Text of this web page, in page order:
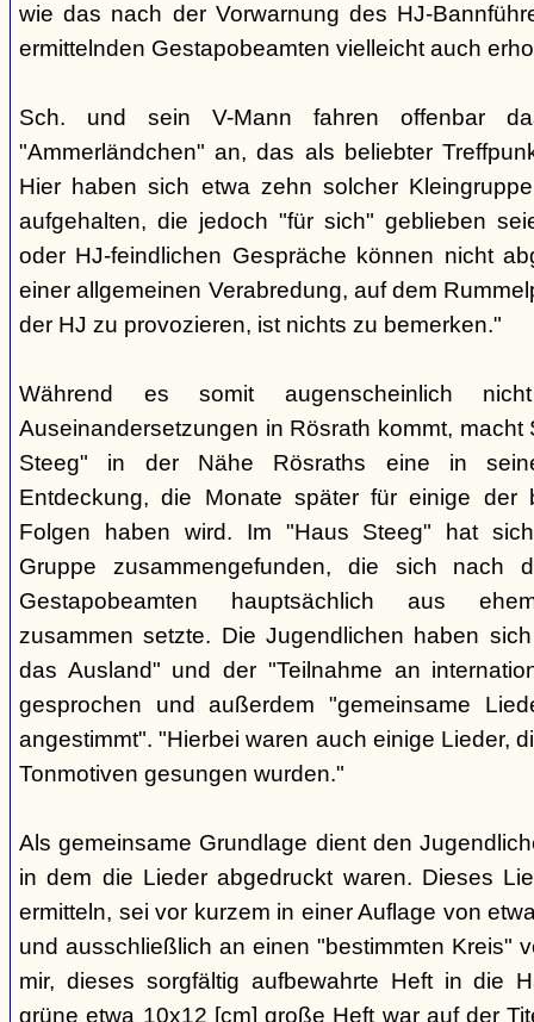
wie das nach der Vorwarnung des HJ-
ermittelnden Gestapobeamten vielleicht auch
Sch. und sein V-Mann fahren offenbar
"Ammerländchen" an, das als beliebter
Hier haben sich etwa zehn solcher
aufgehalten, die jedoch "für sich" geblieben
oder HJ-feindlichen Gespräche können nicht
einer allgemeinen Verabredung, auf dem
der HJ zu provozieren, ist nichts zu bemerken."
Während es somit augenscheinlich
Auseinandersetzungen in Rösrath kommt, macht
Steeg" in der Nähe Rösraths eine in
Entdeckung, die Monate später für einige der
Folgen haben wird. Im "Haus Steeg" hat
Gruppe zusammengefunden, die sich nach
Gestapobeamten hauptsächlich aus
zusammen setzte. Die Jugendlichen haben
das Ausland" und der "Teilnahme an
gesprochen und außerdem "gemeinsame
angestimmt". "Hierbei waren auch einige Lieder,
Tonmotiven gesungen wurden."
Als gemeinsame Grundlage dient den
in dem die Lieder abgedruckt waren. Dieses
ermitteln, sei vor kurzem in einer Auflage von
und ausschließlich an einen "bestimmten Kreis"
mir, dieses sorgfältig aufbewahrte Heft in die
grüne etwa 10x12 [cm] große Heft war auf der